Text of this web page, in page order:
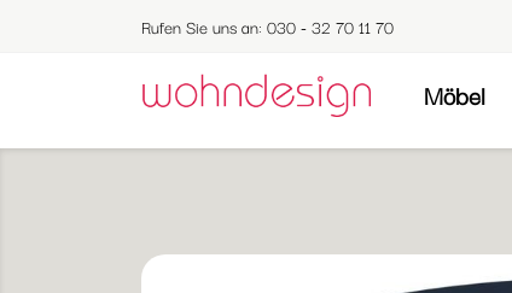
Rufen Sie uns an: 030 - 32 70 11 70
Möbel